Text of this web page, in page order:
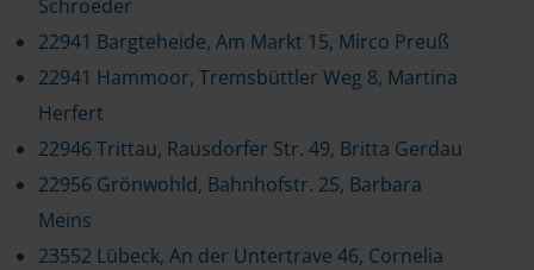
Schroeder
22941 Bargteheide, Am Markt 15, Mirco Preuß
22941 Hammoor, Tremsbüttler Weg 8, Martina
Herfert
22946 Trittau, Rausdorfer Str. 49, Britta Gerdau
22956 Grönwohld, Bahnhofstr. 25, Barbara
Meins
23552 Lübeck, An der Untertrave 46, Cornelia